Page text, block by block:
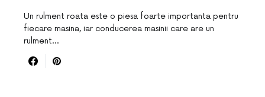
Un rulment roata este o piesa foarte importanta pentru
fiecare masina, iar conducerea masinii care are un
rulment…